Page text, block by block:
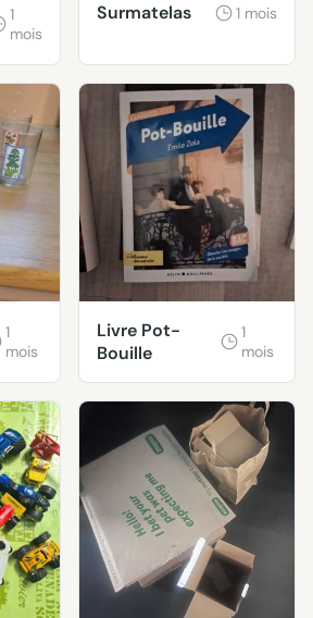
1
mois
Surmatelas 1 mois
1
mois
Livre Pot-
Bouille
1
mois